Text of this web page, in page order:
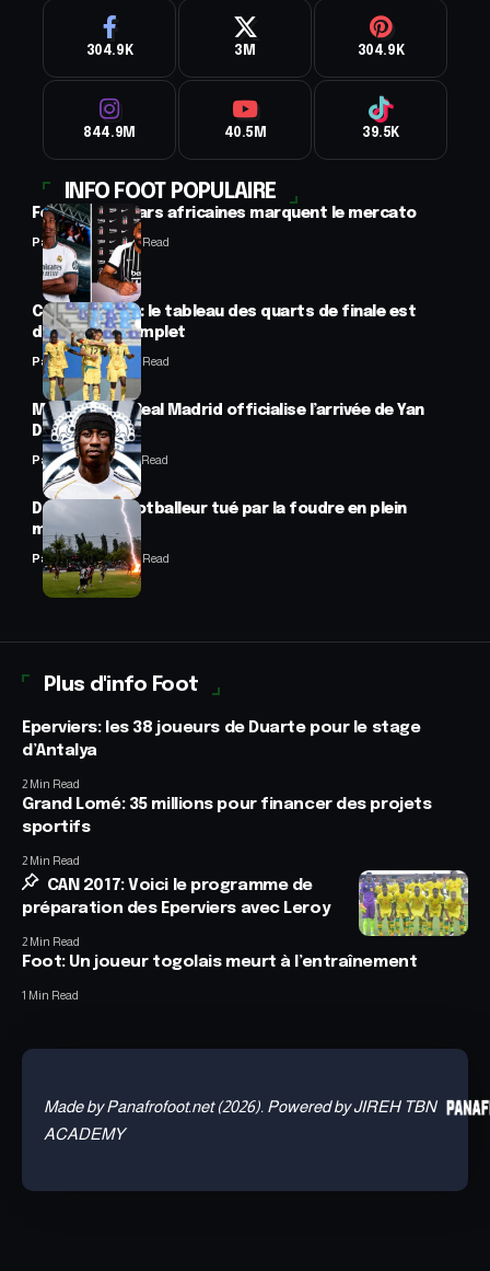
304.9K 3M 304.9K
844.9M 40.5M 39.5K
INFO FOOT POPULAIRE
Football : 2 stars africaines marquent le mercato
Panafrofoot2 Min Read
CAN féminine : le tableau des quarts de finale est
désormais complet
Panafrofoot2 Min Read
Mercato : Le Real Madrid officialise l’arrivée de Yan
Diomandé
Panafrofoot1 Min Read
Drame : un footballeur tué par la foudre en plein
match
Panafrofoot2 Min Read
Plus d'info Foot
Eperviers: les 38 joueurs de Duarte pour le stage
d’Antalya
2 Min Read
Grand Lomé: 35 millions pour financer des projets
sportifs
2 Min Read
CAN 2017: Voici le programme de
préparation des Eperviers avec Leroy
2 Min Read
Foot: Un joueur togolais meurt à l’entraînement
1 Min Read
Made by Panafrofoot.net (2026). Powered by JIREH TBN
ACADEMY